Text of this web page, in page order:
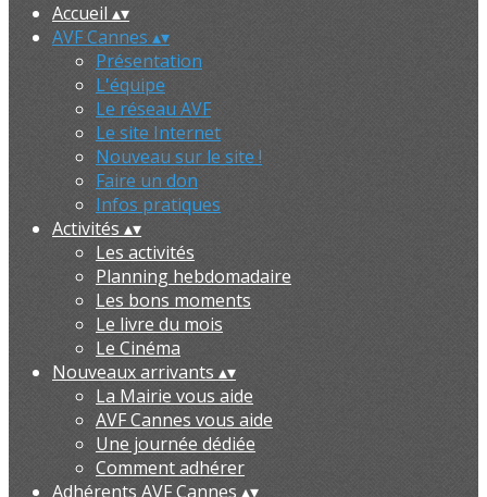
Accueil ▴▾
AVF Cannes ▴▾
Présentation
L'équipe
Le réseau AVF
Le site Internet
Nouveau sur le site !
Faire un don
Infos pratiques
Activités ▴▾
Les activités
Planning hebdomadaire
Les bons moments
Le livre du mois
Le Cinéma
Nouveaux arrivants ▴▾
La Mairie vous aide
AVF Cannes vous aide
Une journée dédiée
Comment adhérer
Adhérents AVF Cannes ▴▾